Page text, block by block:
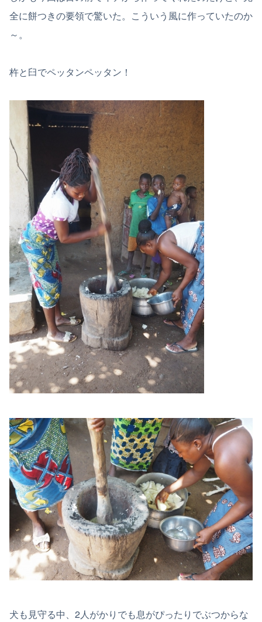
全に餅つきの要領で驚いた。こういう風に作っていたのか
～。
杵と臼でペッタンペッタン！
犬も見守る中、2人がかりでも息がぴったりでぶつからな